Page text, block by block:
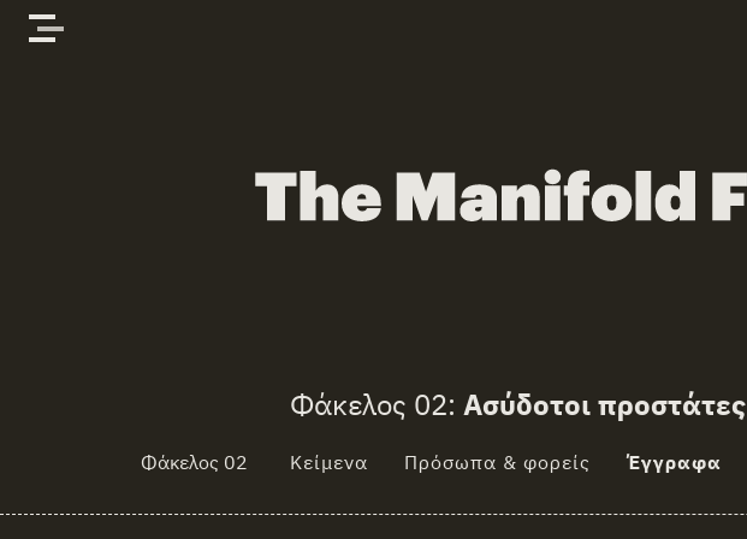
Skip to content
The Manifold Files
Φάκελος 02: Ασύδοτοι προστάτες
Φάκελος 02 Κείμενα Πρόσωπα & φορείς Έγγραφα